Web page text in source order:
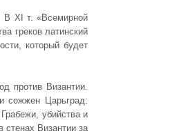
В XI т. «Всемирной
греков латинский
который будет
против Византии.
сожжен Царьград:
убийства и
стенах Византии за